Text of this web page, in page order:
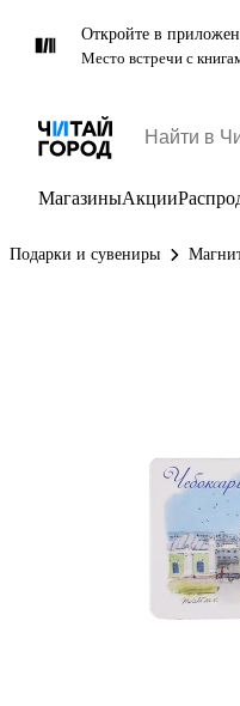
Откройте в
Место встречи с
МагазиныАкции
Подарки и сувениры